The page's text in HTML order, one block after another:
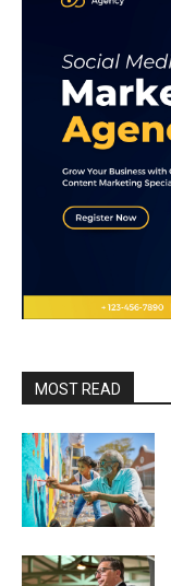
MOST READ